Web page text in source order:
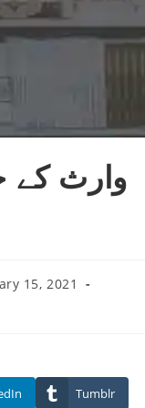
وارث کے
15, 2021
Tumblr